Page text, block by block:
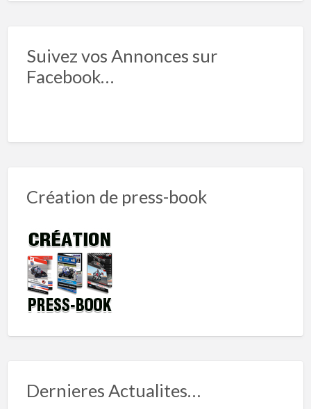
Suivez vos Annonces sur
Facebook…
Création de press-book
Dernieres Actualites…